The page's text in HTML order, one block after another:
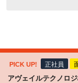
PICK UP! 正社員
アヴェイルテクノロ